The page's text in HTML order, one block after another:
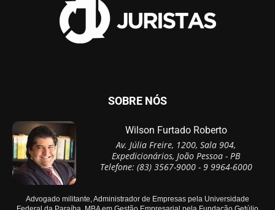
SOBRE NÓS
Wilson Furtado Roberto
Av. Júlia Freire, 1200, Sala 904,
Expedicionários, João Pessoa - PB
Telefone: (83) 3567-9000 - 9 9964-6000
Advogado militante, Administrador de Empresas pela Universidade